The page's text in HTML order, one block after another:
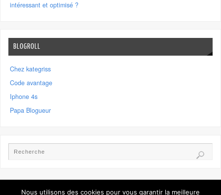
intéressant et optimisé ?
BLOGROLL
Chez kategriss
Code avantage
Iphone 4s
Papa Blogueur
Nous utilisons des cookies pour vous garantir la meilleure